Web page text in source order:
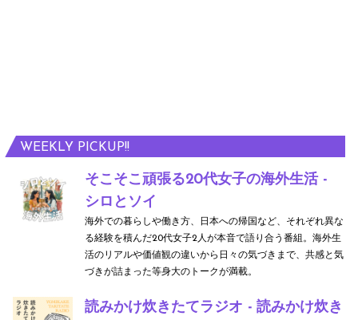
WEEKLY PICKUP!!
そこそこ頑張る20代女子の海外生活 -
シロとソイ
海外での暮らしや働き方、日本への帰国など、それぞれ異な
る経験を積んだ20代女子2人が本音で語り合う番組。海外生
活のリアルや価値観の違いから日々の気づきまで、共感と気
づきが詰まった等身大のトークが満載。
読みかけ炊きたてラジオ - 読みかけ炊き